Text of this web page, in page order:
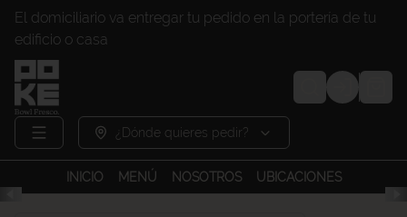
El domiciliario va entregar tu pedido en la portería de tu
edificio o casa
Login
¿Dónde quieres pedir?
INICIO MENÚ NOSOTROS UBICACIONES